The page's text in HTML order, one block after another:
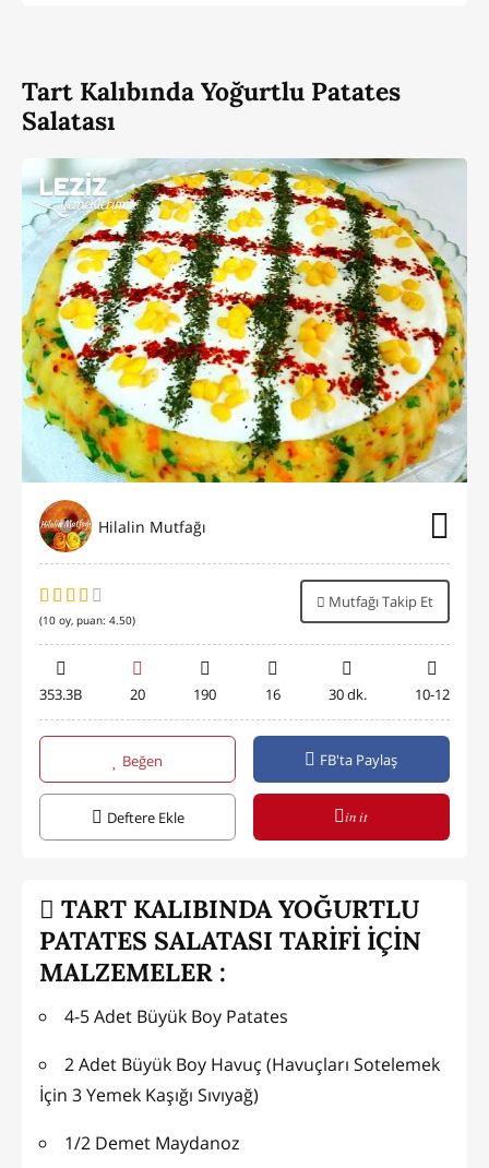
Tart Kalıbında Yoğurtlu Patates
Salatası
Hilalin Mutfağı
(10 oy, puan: 4.50)
Mutfağı Takip Et
353.3B 20 190 16 30 dk. 10-12
Beğen FB'ta Paylaş
Deftere Ekle in it
TART KALIBINDA YOĞURTLU
PATATES SALATASI TARİFİ İÇİN
MALZEMELER :
4-5 Adet Büyük Boy Patates
2 Adet Büyük Boy Havuç (Havuçları Sotelemek
İçin 3 Yemek Kaşığı Sıvıyağ)
1/2 Demet Maydanoz